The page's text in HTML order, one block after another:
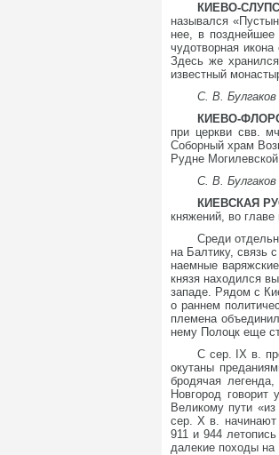
КИЕВО-
назывался
нее, в
чудотворная
Здесь же
известный
С. В. Булгаков
КИЕВО-
при церкви свв.
Соборный храм
Рудне
С. В. Булгаков
КИЕВСКАЯ
княжений, во главе
Среди
на Балтику, связь
наемные
князя находился
западе. Рядом с
о раннем
племена
нему Полоцк еще
С сер. IX в.
окутаны
бродячая
Новгород
Великому пути
сер. X в. начинают
911 и 944
далекие походы на